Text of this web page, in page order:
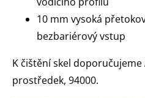
10 mm vysoká
bezbariérový vstup
K čištění skel doporučujeme
prostředek, 94000.